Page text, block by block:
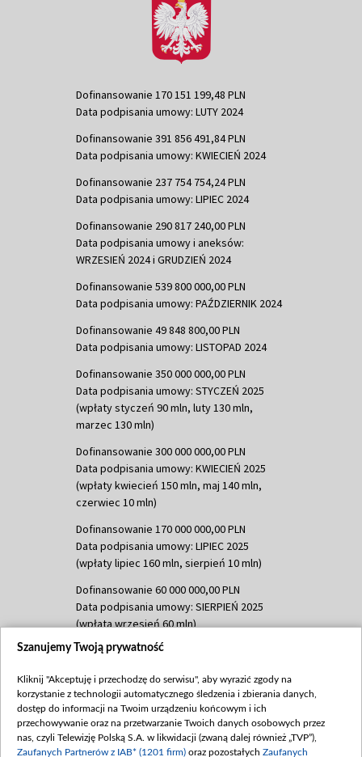
Dofinansowanie 170 151 199,48 PLN
Data podpisania umowy: LUTY 2024
Dofinansowanie 391 856 491,84 PLN
Data podpisania umowy: KWIECIEŃ 2024
Dofinansowanie 237 754 754,24 PLN
Data podpisania umowy: LIPIEC 2024
Dofinansowanie 290 817 240,00 PLN
Data podpisania umowy i aneksów:
WRZESIEŃ 2024 i GRUDZIEŃ 2024
Dofinansowanie 539 800 000,00 PLN
Data podpisania umowy: PAŹDZIERNIK 2024
Dofinansowanie 49 848 800,00 PLN
Data podpisania umowy: LISTOPAD 2024
Dofinansowanie 350 000 000,00 PLN
Data podpisania umowy: STYCZEŃ 2025
(wpłaty styczeń 90 mln, luty 130 mln,
marzec 130 mln)
Dofinansowanie 300 000 000,00 PLN
Data podpisania umowy: KWIECIEŃ 2025
(wpłaty kwiecień 150 mln, maj 140 mln,
czerwiec 10 mln)
Dofinansowanie 170 000 000,00 PLN
Data podpisania umowy: LIPIEC 2025
(wpłaty lipiec 160 mln, sierpień 10 mln)
Dofinansowanie 60 000 000,00 PLN
Data podpisania umowy: SIERPIEŃ 2025
(wpłata wrzesień 60 mln)
Dofinansowanie 635 783 051,21 PLN
(wpłata wrzesień 100 mln, październik 350
mln, listopad 265 mln)
Dofinansowanie 48 862 000,00 PLN
Data podpisania umowy: GRUDZIEŃ 2025
Szanujemy Twoją prywatność
Kliknij "Akceptuję i przechodzę do serwisu", aby wyrazić zgody na
korzystanie z technologii automatycznego śledzenia i zbierania danych,
dostęp do informacji na Twoim urządzeniu końcowym i ich
przechowywanie oraz na przetwarzanie Twoich danych osobowych przez
nas, czyli Telewizję Polską S.A. w likwidacji (zwaną dalej również „TVP”),
Zaufanych Partnerów z IAB* (1201 firm) oraz pozostałych Zaufanych